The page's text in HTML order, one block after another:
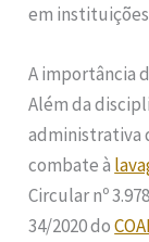
em
A importância
Além da
administrativa
combate à
Circular nº
34/2020 do